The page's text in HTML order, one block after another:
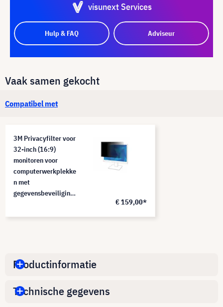
visunext Services
Hulp & FAQ Adviseur
Vaak samen gekocht
Compatibel met
3M Privacyfilter voor
32-inch (16:9)
monitoren voor
computerwerkplekke
n met
gegevensbeveiliging,
€ 159,00*
Productinformatie
Technische gegevens